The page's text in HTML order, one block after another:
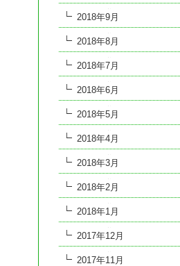
2018年9月
2018年8月
2018年7月
2018年6月
2018年5月
2018年4月
2018年3月
2018年2月
2018年1月
2017年12月
2017年11月